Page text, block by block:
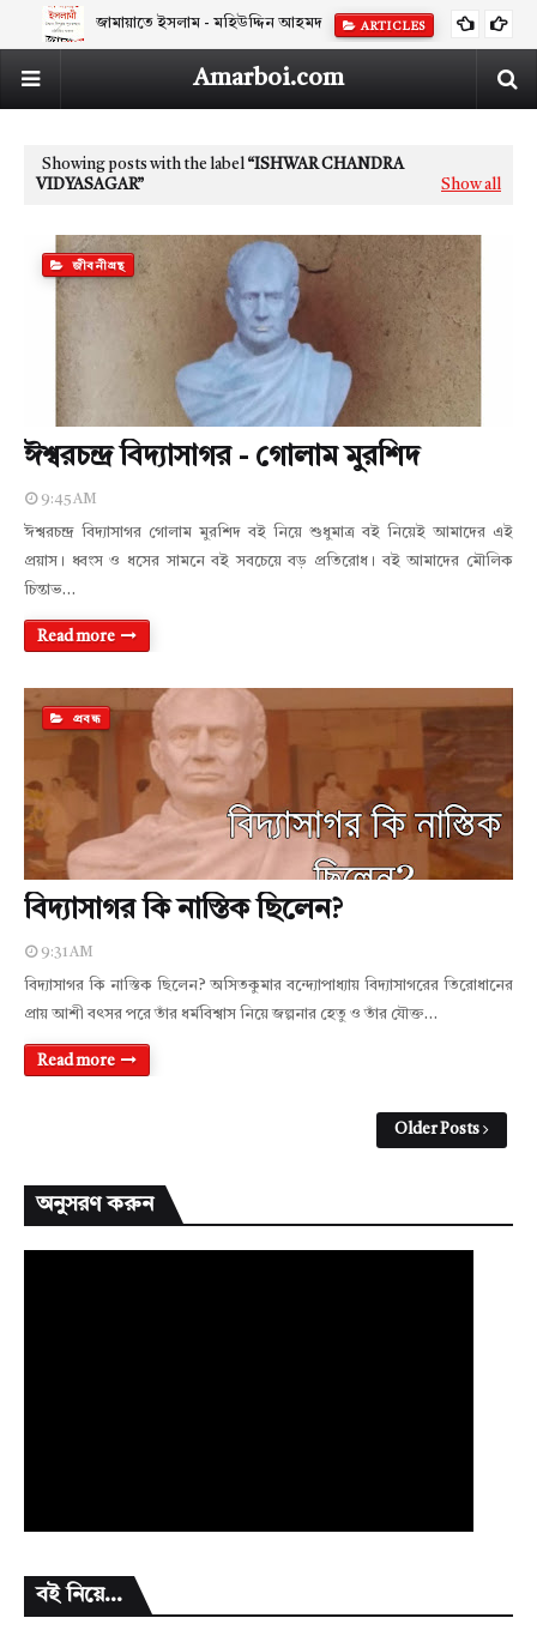
জামায়াতে ইসলাম - মহিউদ্দিন আহমদ ARTICLES
Amarboi.com
Showing posts with the label
ISHWAR CHANDRA
VIDYASAGAR
Show all
জীবনীগ্রন্থ
ঈশ্বরচন্দ্র বিদ্যাসাগর - গোলাম মুরশিদ
9:45 AM
ঈশ্বরচন্দ্র বিদ্যাসাগর গোলাম মুরশিদ বই নিয়ে শুধুমাত্র বই নিয়েই আমাদের এই
প্রয়াস। ধ্বংস ও ধসের সামনে বই সবচেয়ে বড় প্রতিরোধ। বই আমাদের মৌলিক
চিন্তাভ…
Read more
প্রবন্ধ
বিদ্যাসাগর কি নাস্তিক ছিলেন?
9:31 AM
বিদ্যাসাগর কি নাস্তিক ছিলেন? অসিতকুমার বন্দ্যোপাধ্যায় বিদ্যাসাগরের তিরোধানের
প্রায় আশী বৎসর পরে তাঁর ধর্মবিশ্বাস নিয়ে জল্পনার হেতু ও তাঁর যৌক্ত…
Read more
Older Posts
অনুসরণ করুন
বই নিয়ে...